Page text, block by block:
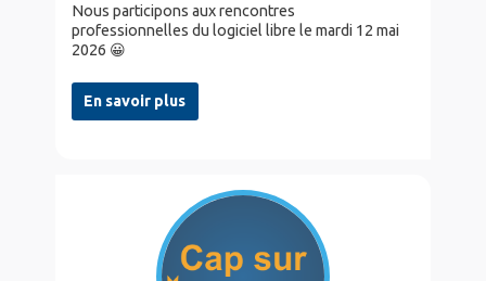
Nous participons aux rencontres
professionnelles du logiciel libre le mardi 12 mai
2026 😀
En savoir plus